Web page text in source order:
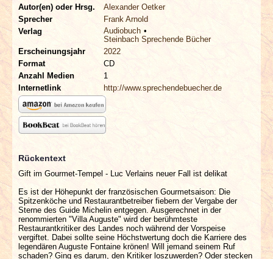
LINKS
ARCHIV
Autor(en) oder Hrsg.
Alexander Oetker
Sprecher
Frank Arnold
Verlag
Audiobuch
Steinbach Sprechende Bücher
Erscheinungsjahr
2022
Format
CD
Anzahl Medien
1
Internetlink
http://www.sprechendebuecher.de
Rückentext
Gift im Gourmet-Tempel - Luc Verlains neuer Fall ist delikat
Es ist der Höhepunkt der französischen Gourmetsaison: Die
Spitzenköche und Restaurantbetreiber fiebern der Vergabe der
Sterne des Guide Michelin entgegen. Ausgerechnet in der
renommierten "Villa Auguste" wird der berühmteste
Restaurantkritiker des Landes noch während der Vorspeise
vergiftet. Dabei sollte seine Höchstwertung doch die Karriere des
legendären Auguste Fontaine krönen! Will jemand seinem Ruf
schaden? Ging es darum, den Kritiker loszuwerden? Oder stecken